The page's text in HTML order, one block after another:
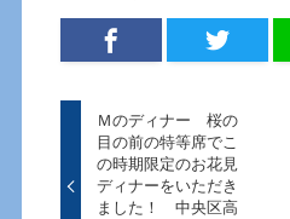
Ｍのディナー 桜の
目の前の特等席でこ
の時期限定のお花見
ディナーをいただき
ました！ 中央区高